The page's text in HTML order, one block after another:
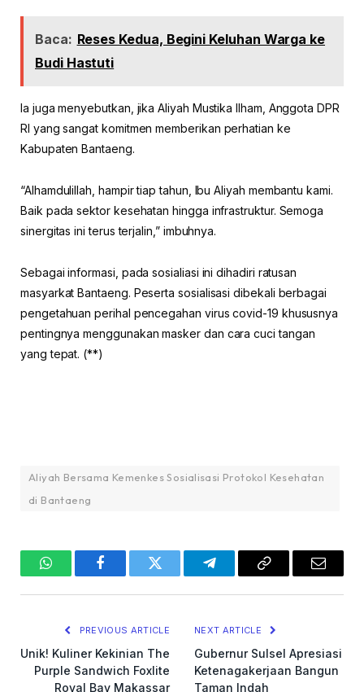
Baca: Reses Kedua, Begini Keluhan Warga ke
Budi Hastuti
Ia juga menyebutkan, jika Aliyah Mustika Ilham, Anggota DPR
RI yang sangat komitmen memberikan perhatian ke
Kabupaten Bantaeng.
“Alhamdulillah, hampir tiap tahun, Ibu Aliyah membantu kami.
Baik pada sektor kesehatan hingga infrastruktur. Semoga
sinergitas ini terus terjalin,” imbuhnya.
Sebagai informasi, pada sosialiasi ini dihadiri ratusan
masyarkat Bantaeng. Peserta sosialisasi dibekali berbagai
pengetahuan perihal pencegahan virus covid-19 khususnya
pentingnya menggunakan masker dan cara cuci tangan
yang tepat. (**)
Aliyah Bersama Kemenkes Sosialisasi Protokol Kesehatan
di Bantaeng
WhatsAppFacebookTwitter TelegramCopy
Email
PREVIOUS ARTICLE
Unik! Kuliner Kekinian The
Purple Sandwich Foxlite
Royal Bay Makassar
NEXT ARTICLE
Gubernur Sulsel Apresiasi
Ketenagakerjaan Bangun
Taman Indah